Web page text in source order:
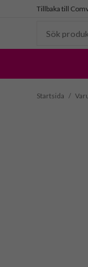
Tillbaka till
Startsida /